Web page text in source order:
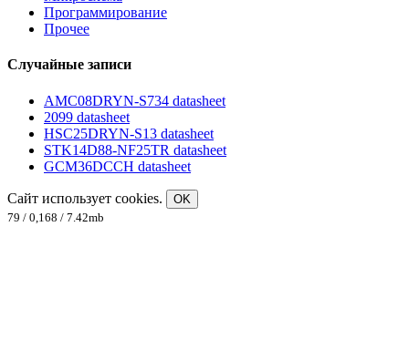
Программирование
Прочее
Случайные записи
AMC08DRYN-S734 datasheet
2099 datasheet
HSC25DRYN-S13 datasheet
STK14D88-NF25TR datasheet
GCM36DCCH datasheet
Сайт использует cookies.
OK
79 / 0,168 / 7.42mb